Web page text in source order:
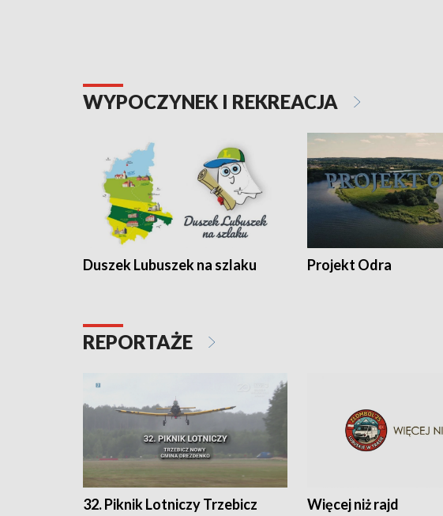
WYPOCZYNEK I REKREACJA
Duszek Lubuszek na szlaku Projekt Odra
REPORTAŻE
32. Piknik Lotniczy Trzebicz
Więcej niż rajd